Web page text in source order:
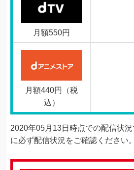
月額550円
月額440円（税
込）
2020年05月13日時点での配信状
に必ず配信状況をご確認ください。